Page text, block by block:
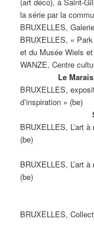
la série par la
BRUXELLES,
BRUXELLES, «
et du Musée Wiels
WANZE, Centre
Le
BRUXELLES,
d’inspiration » (be)
BRUXELLES, L’art
(be)
BRUXELLES, L’art
(be)
BRUXELLES,